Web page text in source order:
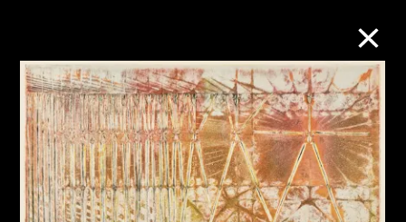
M+藏品
进一步筛选 搜索